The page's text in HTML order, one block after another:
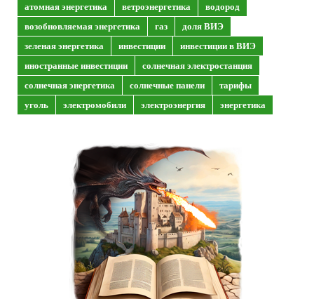
атомная энергетика
ветроэнергетика
водород
возобновляемая энергетика
газ
доля ВИЭ
зеленая энергетика
инвестиции
инвестиции в ВИЭ
иностранные инвестиции
солнечная электростанция
солнечная энергетика
солнечные панели
тарифы
уголь
электромобили электроэнергия энергетика